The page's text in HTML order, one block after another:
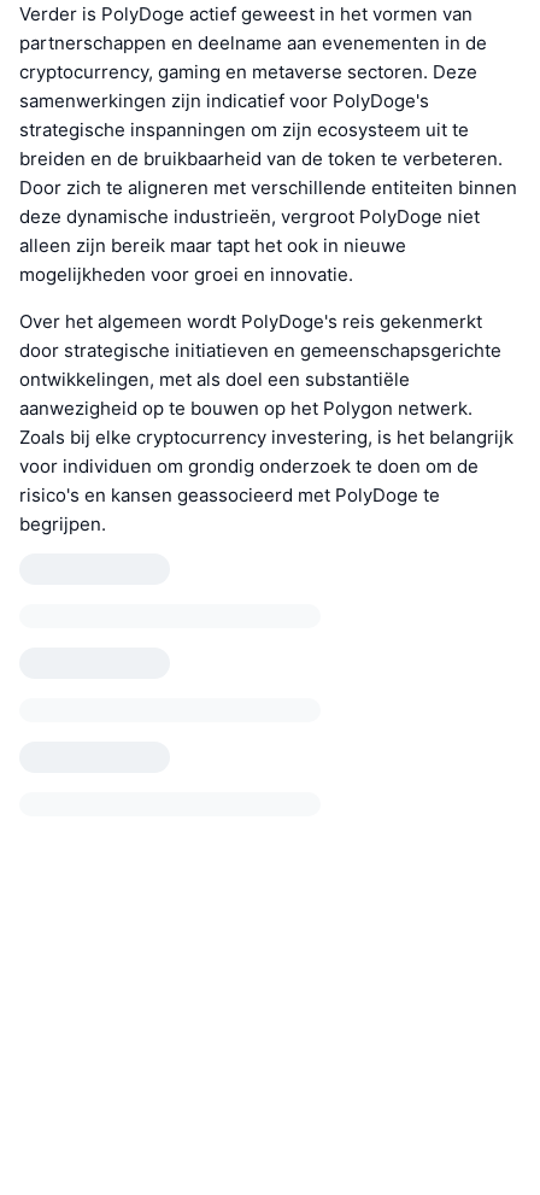
Verder is PolyDoge actief geweest in het vormen van
partnerschappen en deelname aan evenementen in de
cryptocurrency, gaming en metaverse sectoren. Deze
samenwerkingen zijn indicatief voor PolyDoge's
strategische inspanningen om zijn ecosysteem uit te
breiden en de bruikbaarheid van de token te verbeteren.
Door zich te aligneren met verschillende entiteiten binnen
deze dynamische industrieën, vergroot PolyDoge niet
alleen zijn bereik maar tapt het ook in nieuwe
mogelijkheden voor groei en innovatie.
Over het algemeen wordt PolyDoge's reis gekenmerkt
door strategische initiatieven en gemeenschapsgerichte
ontwikkelingen, met als doel een substantiële
aanwezigheid op te bouwen op het Polygon netwerk.
Zoals bij elke cryptocurrency investering, is het belangrijk
voor individuen om grondig onderzoek te doen om de
risico's en kansen geassocieerd met PolyDoge te
begrijpen.